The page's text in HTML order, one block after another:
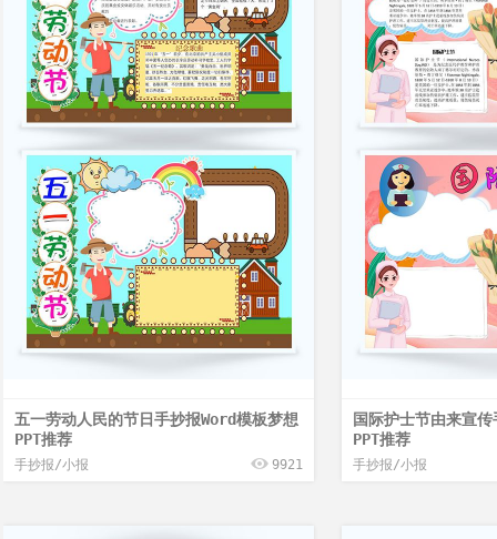
五一劳动人民的节日手抄报Word模板梦想
PPT推荐
手抄报/小报 9921
国际护士节由来宣
PPT推荐
手抄报/小报